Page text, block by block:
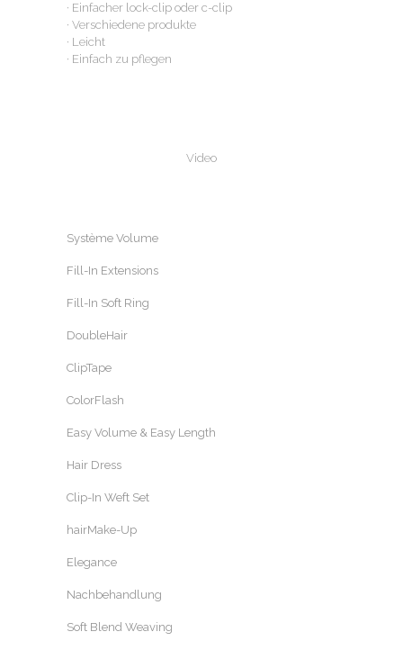
· Einfacher lock-clip oder c-clip
· Verschiedene produkte
· Leicht
· Einfach zu pflegen
Video
Système Volume
Fill-In Extensions
Fill-In Soft Ring
DoubleHair
ClipTape
ColorFlash
Easy Volume & Easy Length
Hair Dress
Clip-In Weft Set
hairMake-Up
Elegance
Nachbehandlung
Soft Blend Weaving